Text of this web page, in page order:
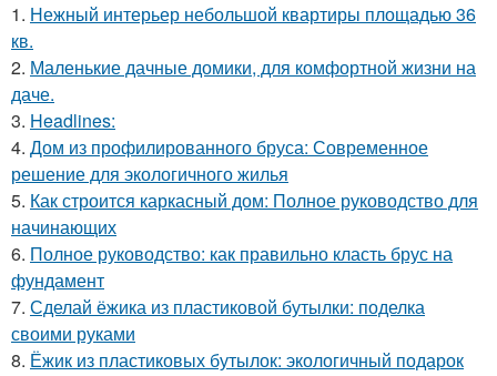
1. Нежный интерьер небольшой квартиры площадью 36
кв.
2. Маленькие дачные домики, для комфортной жизни на
даче.
3. Headlines:
4. Дом из профилированного бруса: Современное
решение для экологичного жилья
5. Как строится каркасный дом: Полное руководство для
начинающих
6. Полное руководство: как правильно класть брус на
фундамент
7. Сделай ёжика из пластиковой бутылки: поделка
своими руками
8. Ёжик из пластиковых бутылок: экологичный подарок